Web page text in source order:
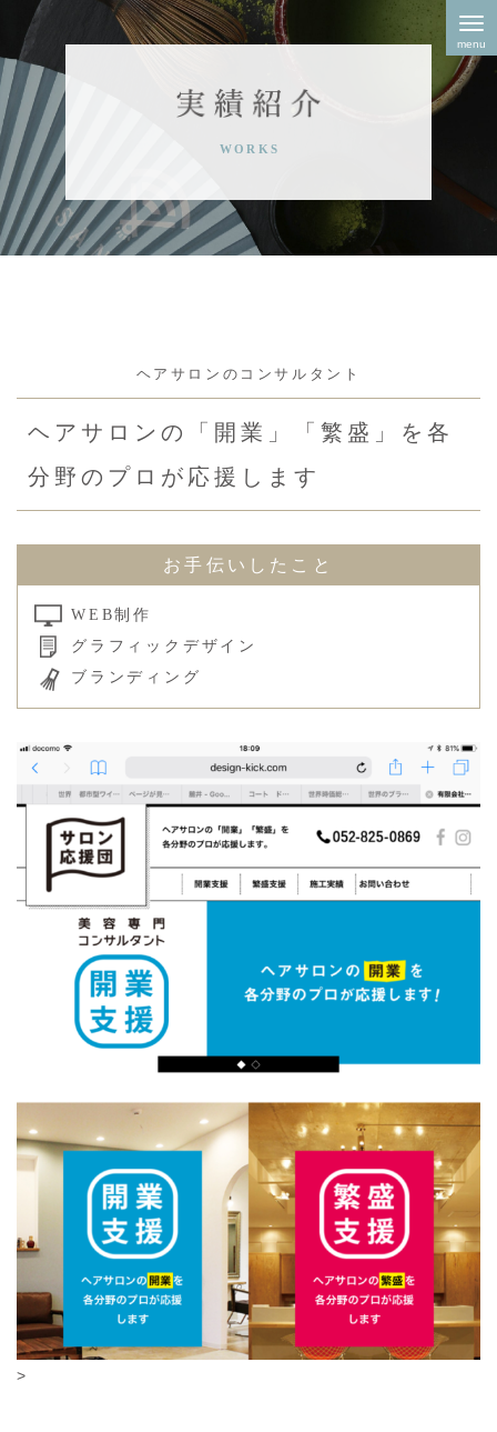
Skip
content
ヘアサロンのコンサルタント
ヘアサロンの「開業」「繁盛」を各
分野のプロが応援します
お手伝いしたこと
WEB制作
グラフィックデザイン
ブランディング
>